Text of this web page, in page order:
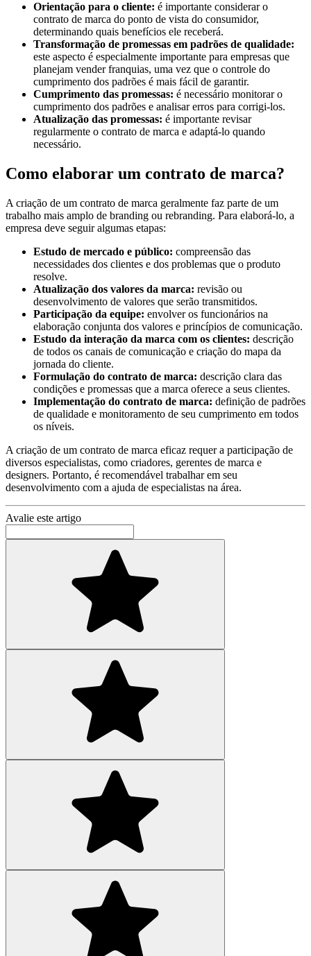
Orientação para o cliente: é importante considerar o
contrato de marca do ponto de vista do consumidor,
determinando quais benefícios ele receberá.
Transformação de promessas em padrões de qualidade:
este aspecto é especialmente importante para empresas que
planejam vender franquias, uma vez que o controle do
cumprimento dos padrões é mais fácil de garantir.
Cumprimento das promessas: é necessário monitorar o
cumprimento dos padrões e analisar erros para corrigi-los.
Atualização das promessas: é importante revisar
regularmente o contrato de marca e adaptá-lo quando
necessário.
Como elaborar um contrato de marca?
A criação de um contrato de marca geralmente faz parte de um
trabalho mais amplo de branding ou rebranding. Para elaborá-lo, a
empresa deve seguir algumas etapas:
Estudo de mercado e público: compreensão das
necessidades dos clientes e dos problemas que o produto
resolve.
Atualização dos valores da marca: revisão ou
desenvolvimento de valores que serão transmitidos.
Participação da equipe: envolver os funcionários na
elaboração conjunta dos valores e princípios de comunicação.
Estudo da interação da marca com os clientes: descrição
de todos os canais de comunicação e criação do mapa da
jornada do cliente.
Formulação do contrato de marca: descrição clara das
condições e promessas que a marca oferece a seus clientes.
Implementação do contrato de marca: definição de padrões
de qualidade e monitoramento de seu cumprimento em todos
os níveis.
A criação de um contrato de marca eficaz requer a participação de
diversos especialistas, como criadores, gerentes de marca e
designers. Portanto, é recomendável trabalhar em seu
desenvolvimento com a ajuda de especialistas na área.
Avalie este artigo